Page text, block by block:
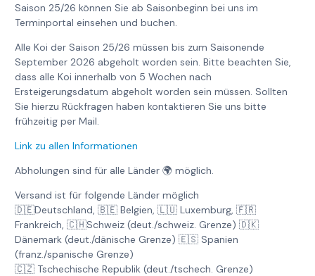
Saison 25/26 können Sie ab Saisonbeginn bei uns im
Terminportal einsehen und buchen.
Alle Koi der Saison 25/26 müssen bis zum Saisonende
September 2026 abgeholt worden sein. Bitte beachten Sie,
dass alle Koi innerhalb von 5 Wochen nach
Ersteigerungsdatum abgeholt worden sein müssen. Sollten
Sie hierzu Rückfragen haben kontaktieren Sie uns bitte
frühzeitig per Mail.
Link zu allen Informationen
Abholungen sind für alle Länder 🌍 möglich.
Versand ist für folgende Länder möglich
🇩🇪Deutschland, 🇧🇪 Belgien, 🇱🇺 Luxemburg, 🇫🇷
Frankreich, 🇨🇭Schweiz (deut./schweiz. Grenze) 🇩🇰
Dänemark (deut./dänische Grenze) 🇪🇸 Spanien
(franz./spanische Grenze)
🇨🇿 Tschechische Republik (deut./tschech. Grenze)